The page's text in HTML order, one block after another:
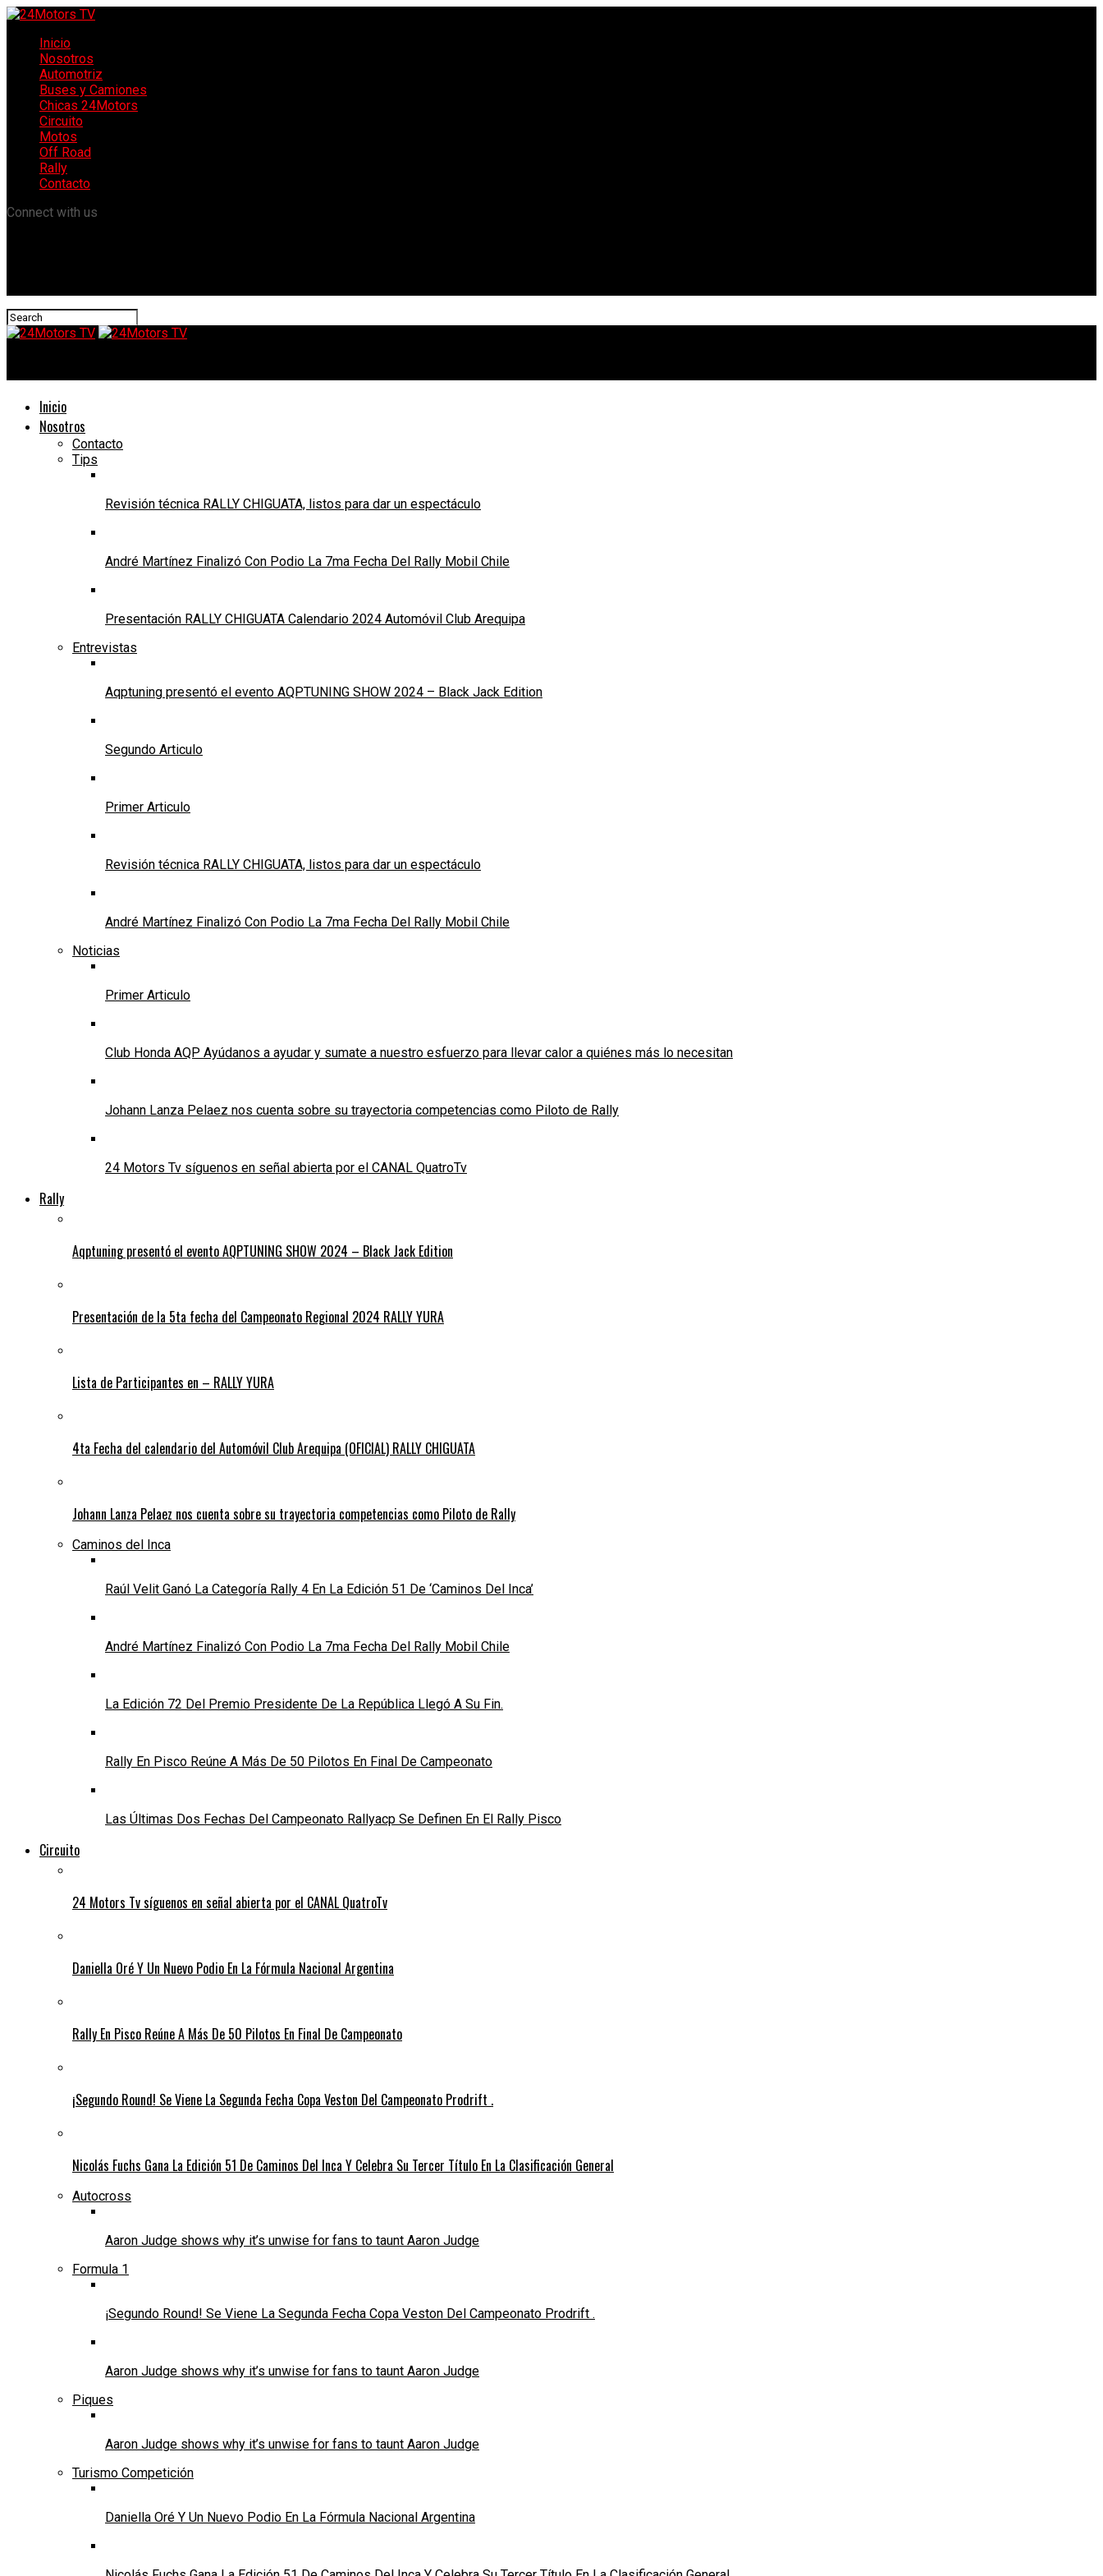
Inicio
Nosotros
Automotriz
Buses y Camiones
Chicas 24Motors
Circuito
Motos
Off Road
Rally
Contacto
Connect with us
Inicio
Nosotros
Contacto
Tips
Revisión técnica RALLY CHIGUATA, listos para dar un espectáculo
André Martínez Finalizó Con Podio La 7ma Fecha Del Rally Mobil Chile
Presentación RALLY CHIGUATA Calendario 2024 Automóvil Club Arequipa
Entrevistas
Aqptuning presentó el evento AQPTUNING SHOW 2024 – Black Jack Edition
Segundo Articulo
Primer Articulo
Revisión técnica RALLY CHIGUATA, listos para dar un espectáculo
André Martínez Finalizó Con Podio La 7ma Fecha Del Rally Mobil Chile
Noticias
Primer Articulo
Club Honda AQP Ayúdanos a ayudar y sumate a nuestro esfuerzo para llevar calor a quiénes más lo necesitan
Johann Lanza Pelaez nos cuenta sobre su trayectoria competencias como Piloto de Rally
24 Motors Tv síguenos en señal abierta por el CANAL QuatroTv
Rally
Aqptuning presentó el evento AQPTUNING SHOW 2024 – Black Jack Edition
Presentación de la 5ta fecha del Campeonato Regional 2024 RALLY YURA
Lista de Participantes en – RALLY YURA
4ta Fecha del calendario del Automóvil Club Arequipa (OFICIAL) RALLY CHIGUATA
Johann Lanza Pelaez nos cuenta sobre su trayectoria competencias como Piloto de Rally
Caminos del Inca
Raúl Velit Ganó La Categoría Rally 4 En La Edición 51 De ‘Caminos Del Inca’
André Martínez Finalizó Con Podio La 7ma Fecha Del Rally Mobil Chile
La Edición 72 Del Premio Presidente De La República Llegó A Su Fin.
Rally En Pisco Reúne A Más De 50 Pilotos En Final De Campeonato
Las Últimas Dos Fechas Del Campeonato Rallyacp Se Definen En El Rally Pisco
Circuito
24 Motors Tv síguenos en señal abierta por el CANAL QuatroTv
Daniella Oré Y Un Nuevo Podio En La Fórmula Nacional Argentina
Rally En Pisco Reúne A Más De 50 Pilotos En Final De Campeonato
¡Segundo Round! Se Viene La Segunda Fecha Copa Veston Del Campeonato Prodrift .
Nicolás Fuchs Gana La Edición 51 De Caminos Del Inca Y Celebra Su Tercer Título En La Clasificación General
Autocross
Aaron Judge shows why it’s unwise for fans to taunt Aaron Judge
Formula 1
¡Segundo Round! Se Viene La Segunda Fecha Copa Veston Del Campeonato Prodrift .
Aaron Judge shows why it’s unwise for fans to taunt Aaron Judge
Piques
Aaron Judge shows why it’s unwise for fans to taunt Aaron Judge
Turismo Competición
Daniella Oré Y Un Nuevo Podio En La Fórmula Nacional Argentina